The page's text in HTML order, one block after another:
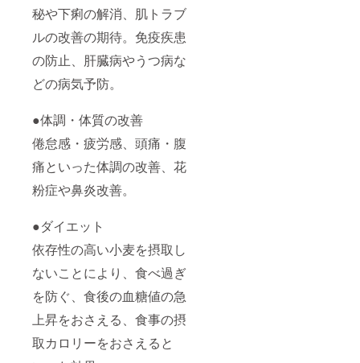
秘や下痢の解消、肌トラブ
ルの改善の期待。免疫疾患
の防止、肝臓病やうつ病な
どの病気予防。
●体調・体質の改善
倦怠感・疲労感、頭痛・腹
痛といった体調の改善、花
粉症や鼻炎改善。
●ダイエット
依存性の高い小麦を摂取し
ないことにより、食べ過ぎ
を防ぐ、食後の血糖値の急
上昇をおさえる、食事の摂
取カロリーをおさえると